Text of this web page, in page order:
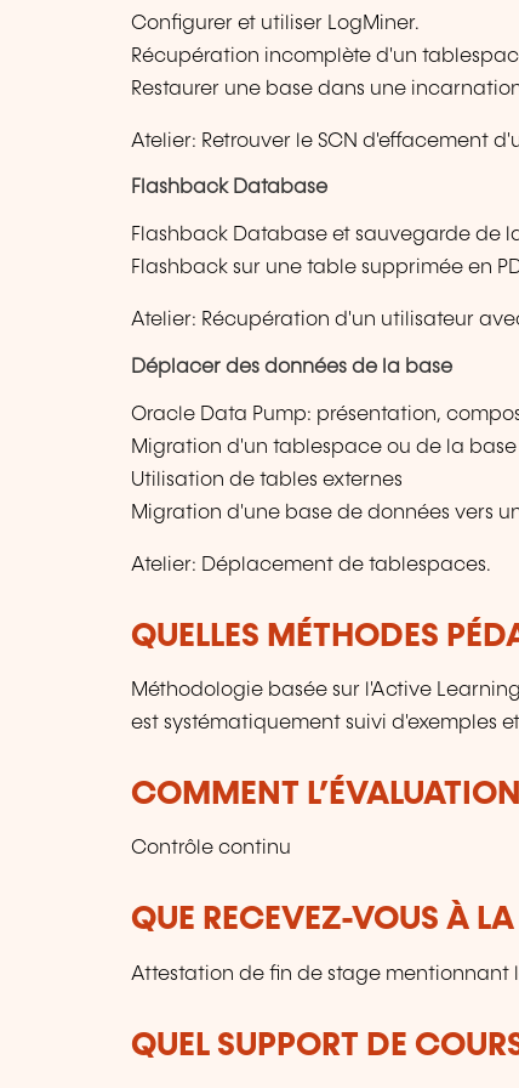
Configurer et utiliser LogMiner.
Récupération incomplète d'un
Restaurer une base dans une
Atelier: Retrouver le SCN d'effacement
Flashback Database
Flashback Database et sauvegarde de
Flashback sur une table supprimée en
Atelier: Récupération d'un utilisateur
Déplacer des données de la base
Oracle Data Pump: présentation,
Migration d'un tablespace ou de la base
Utilisation de tables externes
Migration d'une base de données vers
Atelier: Déplacement de tablespaces.
QUELLES MÉTHODES
Méthodologie basée sur l'Active
est systématiquement suivi d'exemples
COMMENT
Contrôle continu
QUE RECEVEZ-VOUS À
Attestation de fin de stage mentionnant
QUEL SUPPORT DE